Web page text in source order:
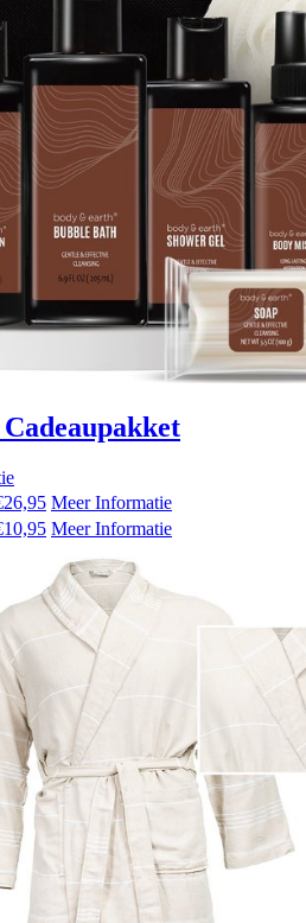
Meer Informatie
Meer Informatie